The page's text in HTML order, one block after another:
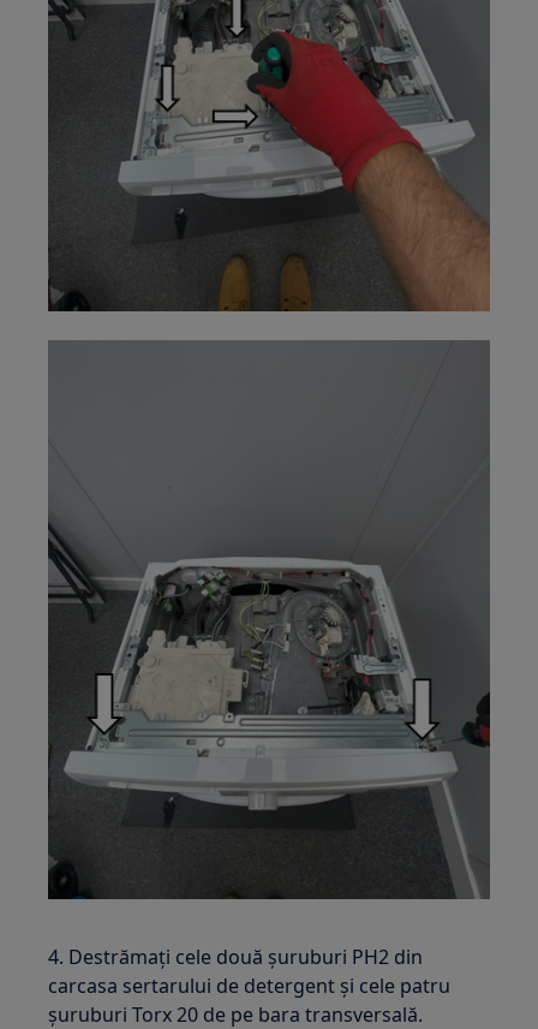
4. Destrămați cele două șuruburi PH2 din
carcasa sertarului de detergent și cele patru
șuruburi Torx 20 de pe bara transversală.